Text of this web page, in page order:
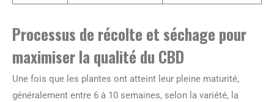
Processus de récolte et séchage pour
maximiser la qualité du CBD
Une fois que les plantes ont atteint leur pleine maturité,
généralement entre 6 à 10 semaines, selon la variété, la